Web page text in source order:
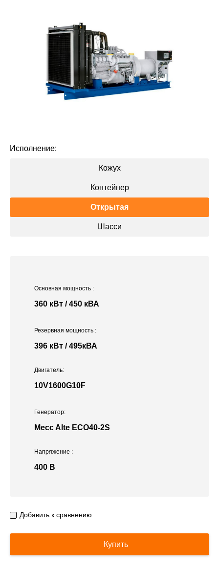
Исполнение:
Кожух
Контейнер
Открытая
Шасси
Основная мощность :
360 кВт / 450 кВА
Двигатель:
10V1600G10F
Напряжение :
400 В
Резервная мощность :
396 кВт / 495кВА
Генератор:
Mecc Alte ECO40-2S
Добавить к сравнению
Купить